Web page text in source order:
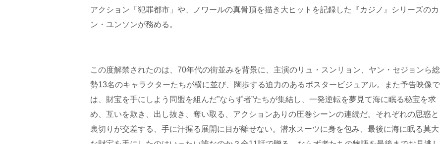
アクション「犯罪都市」や、ノワールの真骨頂を描き大ヒットを記録した『カジノ』シリーズのカ
ン・ユンソンが務める。
この度解禁されたのは、70年代の街並みを背景に、主演のリュ・スンリョン、ヤン・セジョンら総
勢13名のキャラクターたちが横に並び、闊歩する迫力のあるポスタービジュアル。また予告映像で
は、財宝を手にしよう同盟を組んだ”ならず者”たちが集結し、一発逆転を夢見て海に眠る秘宝を求
め、互いを欺き、出し抜き、奪い取る、アクションありの圧巻シーンの連続だ。それぞれの思惑と
裏切りが交差する、手に汗握る展開に目が離せない。潜水スーツに身を包み、最後に海に眠る莫大